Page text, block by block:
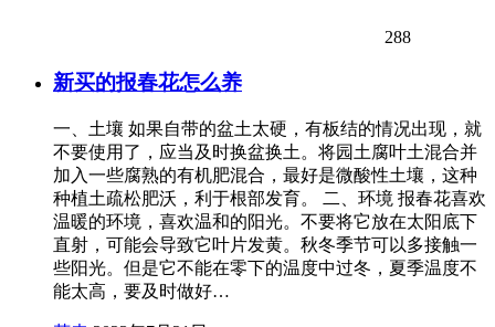
288
新买的报春花怎么养
一、土壤 如果自带的盆土太硬，有板结的情况出现，就
不要使用了，应当及时换盆换土。将园土腐叶土混合并
加入一些腐熟的有机肥混合，最好是微酸性土壤，这种
种植土疏松肥沃，利于根部发育。 二、环境 报春花喜欢
温暖的环境，喜欢温和的阳光。不要将它放在太阳底下
直射，可能会导致它叶片发黄。秋冬季节可以多接触一
些阳光。但是它不能在零下的温度中过冬，夏季温度不
能太高，要及时做好…